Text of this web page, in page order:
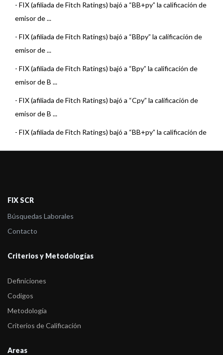
- FIX (afiliada de Fitch Ratings) bajó a “BB+py” la calificación de
emisor de ...
- FIX (afiliada de Fitch Ratings) bajó a “BBpy” la calificación de
emisor de ...
- FIX (afiliada de Fitch Ratings) bajó a “Bpy” la calificación de
emisor de B ...
- FIX (afiliada de Fitch Ratings) bajó a “Cpy” la calificación de
emisor de B ...
- FIX (afiliada de Fitch Ratings) bajó a “BB+py” la calificación de
- FIX (afiliada de Fitch Ratings) bajó a “Bpy” la calificación de
FIX (afiliada de Fitch Ratings) bajó a “Cpy” la calificación de
FIX SCR
Búsquedas Laborales
Contacto
Criterios y Metodologías
Definiciones
Codigos
Metodología
Criterios de Calificación
Areas